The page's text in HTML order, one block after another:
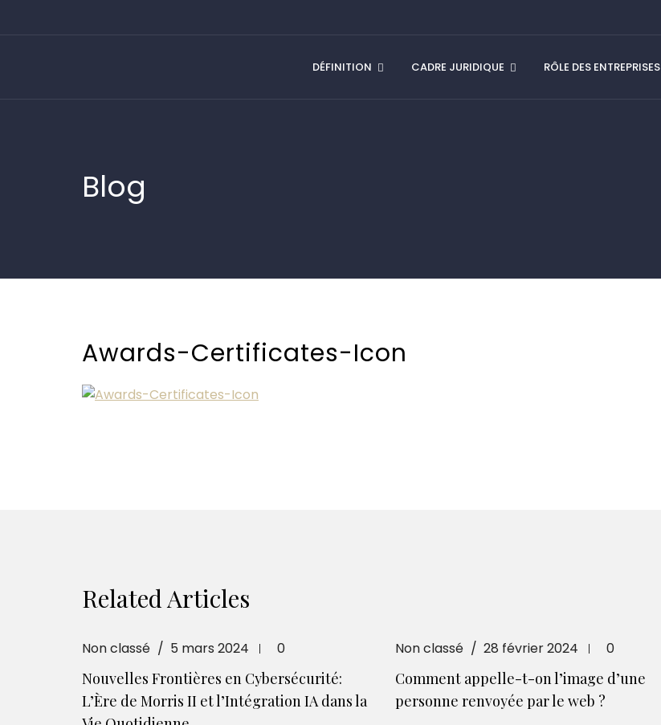
DÉFINITION CADRE JURIDIQUE RÔLE DES ENTREPRISES
Blog
Awards-Certificates-Icon
Related Articles
Non classé 5 mars 2024 0
Nouvelles Frontières en Cybersécurité:
L’Ère de Morris II et l’Intégration IA dans la
Non classé 28 février 2024 0
Comment appelle-t-on l’image d’une
personne renvoyée par le web ?